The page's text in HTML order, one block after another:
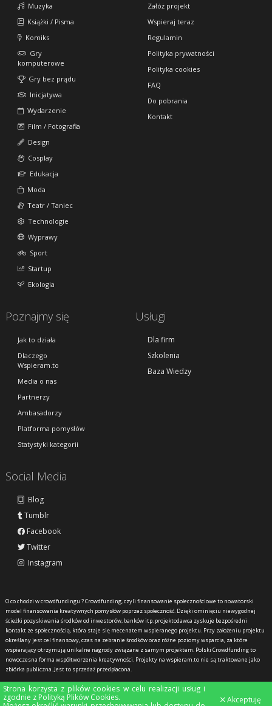
Strona korzysta z plików cookies w celu realizacji usług i
zgodnie z Polityką Plików Cookies.
Akceptuję
Muzyka
Książki / Pisma
Komiks
Gry
komputerowe
Gry bez prądu
Inicjatywa
Wydarzenie
Film / Fotografia
Design
Cosplay
Edukacja
Moda
Teatr / Taniec
Technologie
Wyprawy
Sport
Startup
Ekologia
Załóż projekt
Wspieraj teraz
Regulamin
Polityka prywatności
Polityka cookies
FAQ
Do pobrania
Kontakt
Poznajmy się
Jak to działa
Dlaczego
Wspieram.to
Media o nas
Partnerzy
Ambasadorzy
Platforma pomysłów
Statystyki kategorii
Usługi
Dla firm
Szkolenia
Baza Wiedzy
Social Media
Blog
Tumblr
Facebook
Twitter
Instagram
O co chodzi w crowdfundingu ?Crowdfunding, czyli finansowanie społecznościowe to nowatorski
model finansowania kreatywnych pomysłów poprzez społeczność. Dzięki ominięciu niewygodnej
ścieżki pozyskiwania środków od inwestorów, banków itp. projektodawca zyskuje bezpośredni
kontakt ze społecznością, która staje się mecenatem wspieranego projektu. Przy założeniu projektu
określany jest cel finansowy, czas na zebranie środków oraz różne poziomy wsparcia, za które
wspierający otrzymują unikalne nagrody związane z samym projektem. Polski Crowdfunding to
nowoczesna forma współtworzenia kreatywności. Projekty na wspieram.to nie są traktowane jako
zbiórka publiczna. Jest to sprzedaż przedpłacona.